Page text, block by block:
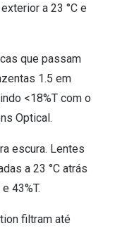
a 23 °C e
que passam
1.5 em
<18%T com o
Optical.
escura. Lentes
a 23 °C atrás
43%T.
filtram até